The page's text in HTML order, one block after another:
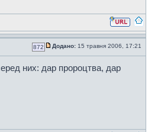
872 Додано: 15 травня 2006, 17:21
них: дар пророцтва, дар